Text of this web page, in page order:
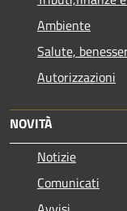
Ambiente
Salute,
Autorizzazioni
NOVITÀ
Notizie
Comunicati